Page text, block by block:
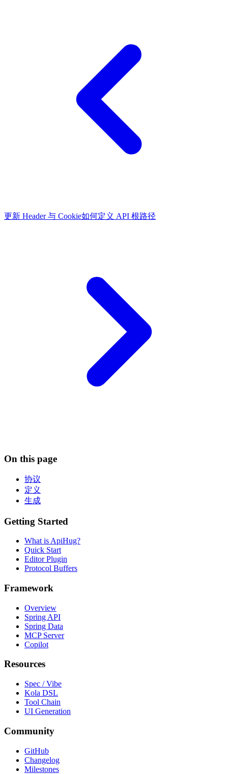
更新 Header 与 Cookie如何定义 API 根路径
On this page
协议
定义
生成
Getting Started
What is ApiHug?
Quick Start
Editor Plugin
Protocol Buffers
Framework
Overview
Spring API
Spring Data
MCP Server
Copilot
Resources
Spec / Vibe
Kola DSL
Tool Chain
UI Generation
Community
GitHub
Changelog
Milestones